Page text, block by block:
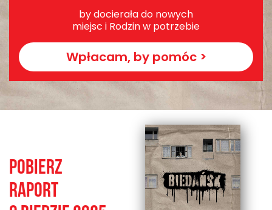
by docierała do nowych
miejsc i Rodzin w potrzebie
Wpłacam, by pomóc >
Pobierz
Raport